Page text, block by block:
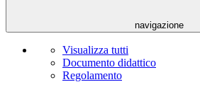
navigazione
Visualizza tutti
Documento didattico
Regolamento